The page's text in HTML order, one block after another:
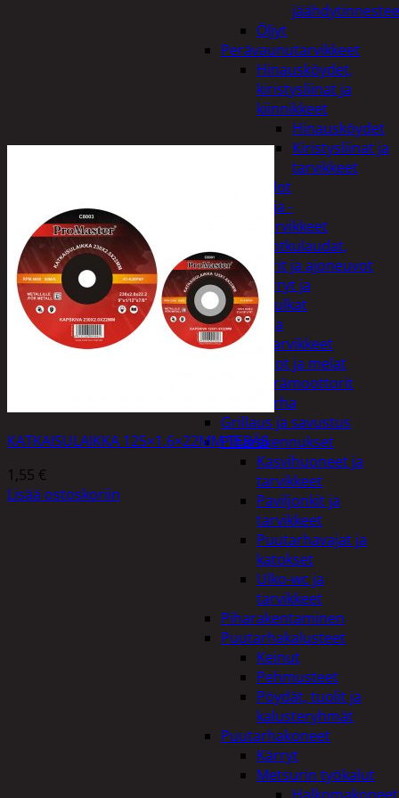
Öljyt
Perävaunutarvikkeet
Hinausköydet,
kiristysliinat ja
kiinnikkeet
Hinausköydet
Kiristysliinat ja
tarvikkeet
Valot
Rengas ja -
vannetarvikkeet
Sähköpotkulaudat,
skootterit ja ajoneuvot
Tukkikärryt ja
juontopulkat
Veneet ja
veneilytarvikkeet
Airot ja melat
Perämoottorit
Piha ja puutarha
Grillaus ja savustus
Piharakennukset
Kasvihuoneet ja
tarvikkeet
Paviljonkit ja
tarvikkeet
Puutarhavajat ja
katokset
Ulko-wc ja
tarvikkeet
Piharakentaminen
Puutarhakalusteet
Keinut
Pehmusteet
Pöydät, tuolit ja
kalusteryhmät
Puutarhakoneet
Kärryt
Metsurin työkalut
KATKAISULAIKKA 125×1.6×22MM TERÄS
1,55 €
Lisää ostoskoriin